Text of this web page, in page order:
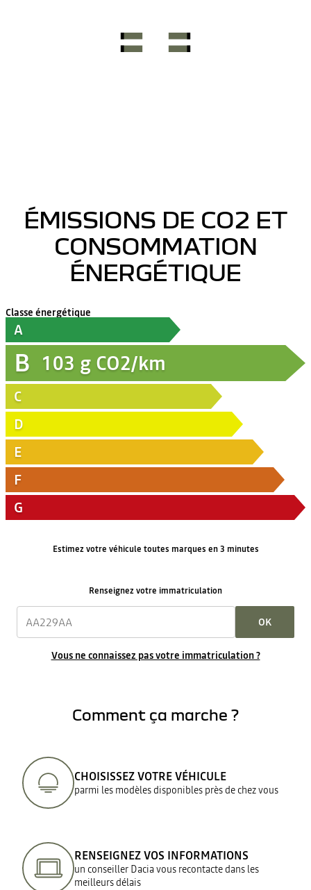
ÉMISSIONS DE CO2 ET
CONSOMMATION
ÉNERGÉTIQUE
Classe énergétique
A
B 103 g CO2/km
C
D
E
F
G
Estimez votre véhicule toutes marques en 3 minutes
Renseignez votre immatriculation
OK
Vous ne connaissez pas votre immatriculation ?
Comment ça marche ?
CHOISISSEZ VOTRE VÉHICULE
parmi les modèles disponibles près de chez vous
RENSEIGNEZ VOS INFORMATIONS
un conseiller Dacia vous recontacte dans les
meilleurs délais